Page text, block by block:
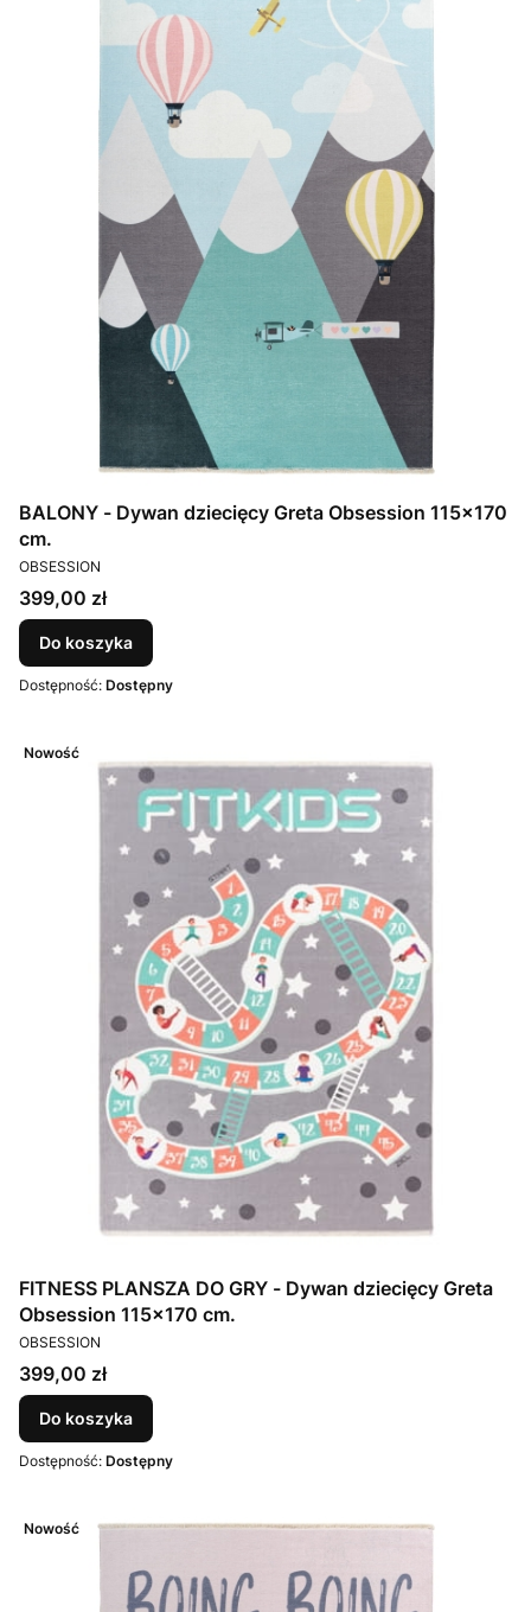
BALONY - Dywan dziecięcy Greta Obsession 115x170
cm.
PRODUCENT
OBSESSION
Cena
399,00 zł
Do koszyka
Dostępność: Dostępny
Nowość
FITNESS PLANSZA DO GRY - Dywan dziecięcy Greta
Obsession 115x170 cm.
PRODUCENT
OBSESSION
Cena
399,00 zł
Do koszyka
Dostępność: Dostępny
Nowość